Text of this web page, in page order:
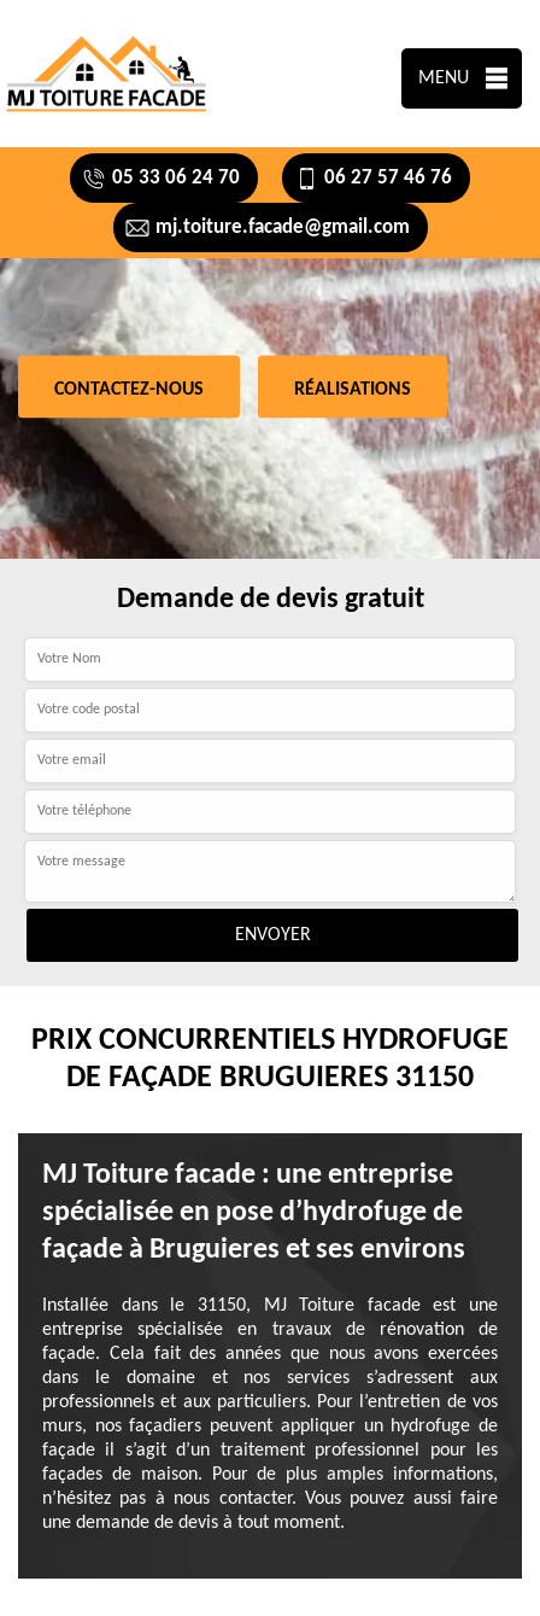
MENU
05 33 06 24 70 06 27 57 46 76
mj.toiture.facade@gmail.com
CONTACTEZ-NOUS RÉALISATIONS
Demande de devis gratuit
PRIX CONCURRENTIELS HYDROFUGE
DE FAÇADE BRUGUIERES 31150
MJ Toiture facade : une entreprise
spécialisée en pose d’hydrofuge de
façade à Bruguieres et ses environs
Installée dans le 31150, MJ Toiture facade est une
entreprise spécialisée en travaux de rénovation de
façade. Cela fait des années que nous avons exercées
dans le domaine et nos services s’adressent aux
professionnels et aux particuliers. Pour l’entretien de vos
murs, nos façadiers peuvent appliquer un hydrofuge de
façade il s’agit d’un traitement professionnel pour les
façades de maison. Pour de plus amples informations,
n’hésitez pas à nous contacter. Vous pouvez aussi faire
une demande de devis à tout moment.